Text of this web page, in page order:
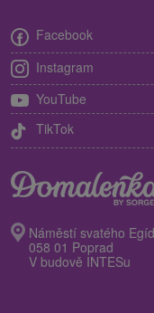
Facebook
Instagram
YouTube
TikTok
Náměstí svatého
058 01 Poprad
V budově INTESu